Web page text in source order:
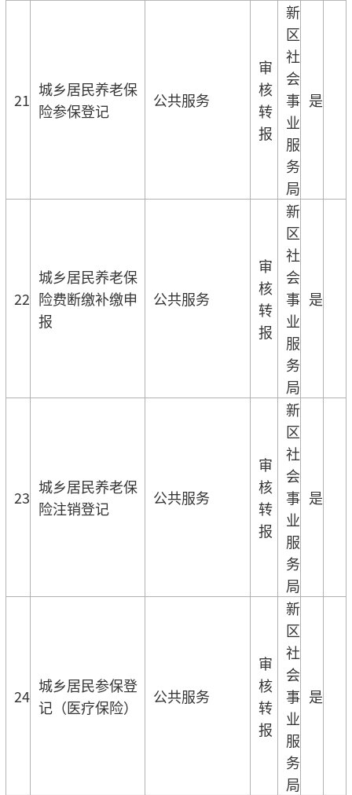
21
城乡居民养老保
险参保登记
公共服务
审
核
转
报
新
区
社
会
事
业
服
务
局
是
22
城乡居民养老保
险费断缴补缴申
报
公共服务
审
核
转
报
新
区
社
会
事
业
服
务
局
是
23
城乡居民养老保
险注销登记
公共服务
审
核
转
报
新
区
社
会
事
业
服
务
局
是
24
城乡居民参保登
记（医疗保险）
公共服务
审
核
转
报
新
区
社
会
事
业
服
务
局
是